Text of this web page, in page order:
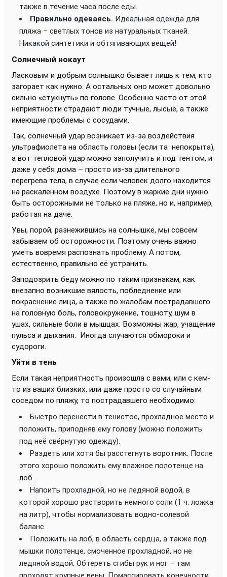
также в течение часа после еды.
Правильно одеваясь. Идеальная одежда для
пляжа – светлых тонов из натуральных тканей.
Никакой синтетики и обтягивающих вещей!
Солнечный нокаут
Ласковым и добрым солнышко бывает лишь к тем, кто
загорает как нужно. А остальных оно может довольно
сильно «стукнуть» по голове. Особенно часто от этой
неприятности страдают люди тучные, лысые, а также
имеющие проблемы с сосудами.
Так, солнечный удар возникает из-за воздействия
ультрафиолета на область головы (если та непокрыта),
а вот тепловой удар можно заполучить и под тентом, и
даже у себя дома – просто из-за длительного
перегрева тела, в случае если человек долго находится
на раскалённом воздухе. Поэтому в жаркие дни нужно
быть осторожными не только на пляже, но и, например,
работая на даче.
Увы, порой, разнежившись на солнышке, мы совсем
забываем об осторожности. Поэтому очень важно
уметь вовремя распознать проблему. А потом,
естественно, правильно её устранить.
Заподозрить беду можно по таким признакам, как
внезапно возникшие вялость, побледнение или
покраснение лица, а также по жалобам пострадавшего
на головную боль, головокружение, тошноту, шум в
ушах, сильные боли в мышцах. Возможны жар, учащение
пульса и дыхания. Иногда случаются обмороки и
судороги.
Уйти в тень
Если такая неприятность произошла с вами, или с кем-
то из ваших близких, или даже просто со случайным
соседом по пляжу, то пострадавшего необходимо:
Быстро перенести в тенистое, прохладное место и
положить, приподняв ему голову (можно положить
под неё свёрнутую одежду).
Раздеть или хотя бы расстегнуть воротник. После
этого хорошо положить ему влажное полотенце на
лоб.
Напоить прохладной, но не ледяной водой, в
которой хорошо растворить немного соли (1 ч. ложка
на литр), чтобы нормализовать водно-солевой
баланс.
Положить на лоб, в область сердца, а также под
мышки полотенце, смоченное прохладной, но не
ледяной водой. Обтереть сгибы рук и ног – там